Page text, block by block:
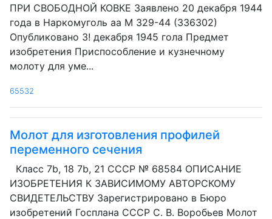
ПРИ СВОБОДНОЙ КОВКЕ Заявлено 20 декабря 1944
года в Наркомуголь аа М 329-44 (336302)
Опубликовано 3! декабря 1945 гола Предмет
изобретения Приспособление и кузнечному
молоту для уме...
65532
Молот для изготовления профилей
переменного сечения
Класс 7b, 18 7b, 21 СССР № 68584 ОПИСАНИЕ
ИЗОБРЕТЕНИЯ К ЗАВИСИМОМУ АВТОРСКОМУ
СВИДЕТЕЛЬСТВУ Зарегистрировано в Бюро
изобретений Госплана СССР С. В. Воробьев Молот